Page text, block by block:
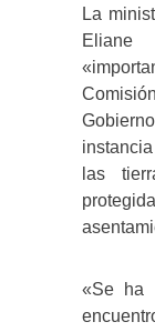
La
las
«Se ha